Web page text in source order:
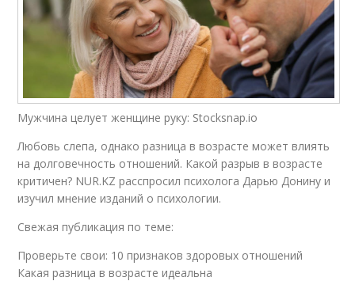
Мужчина целует женщине руку: Stocksnap.io
Любовь слепа, однако разница в возрасте может влиять
на долговечность отношений. Какой разрыв в возрасте
критичен? NUR.KZ расспросил психолога Дарью Донину и
изучил мнение изданий о психологии.
Свежая публикация по теме:
Проверьте свои: 10 признаков здоровых отношений
Какая разница в возрасте идеальна